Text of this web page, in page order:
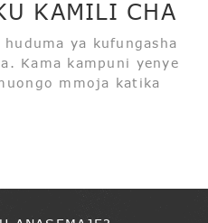
KAMILI CHA
ya kufungasha
Kama kampuni yenye
mmoja katika